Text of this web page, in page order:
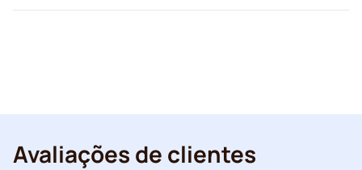
Avaliações de clientes